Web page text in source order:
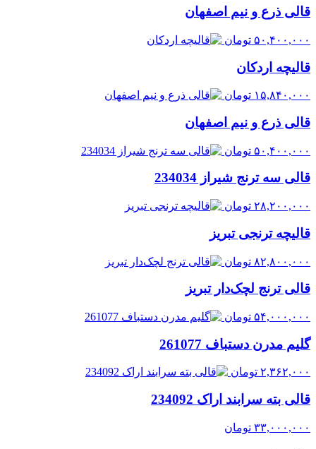
قالی ذرع و نیم اصفهان
۵۰,۴۰۰,۰۰۰ تومان
قالیچه اردکان
۱۵,۸۴۰,۰۰۰ تومان
قالی ذرع و نیم اصفهان
۵۰,۴۰۰,۰۰۰ تومان
قالی سه ترنج شیراز 234034
۲۸,۲۰۰,۰۰۰ تومان
قالیچه ترنجی تبریز
۸۲,۸۰۰,۰۰۰ تومان
قالی ترنج لچک‌دار تبریز
۵۴,۰۰۰,۰۰۰ تومان
گلیم مدرن دستباف 261077
۲,۳۶۲,۰۰۰ تومان
قالی بته سرابند اراک 234092
۳۳,۰۰۰,۰۰۰ تومان